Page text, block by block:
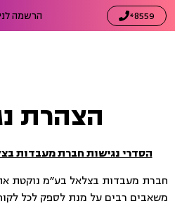
8559* הרשמה
הצהרת
הסדרי נגישות חברת מעבדות
חברת מעבדות בצלאל בע״מ נוקטת
משאבים רבים על מנת לספק לכל